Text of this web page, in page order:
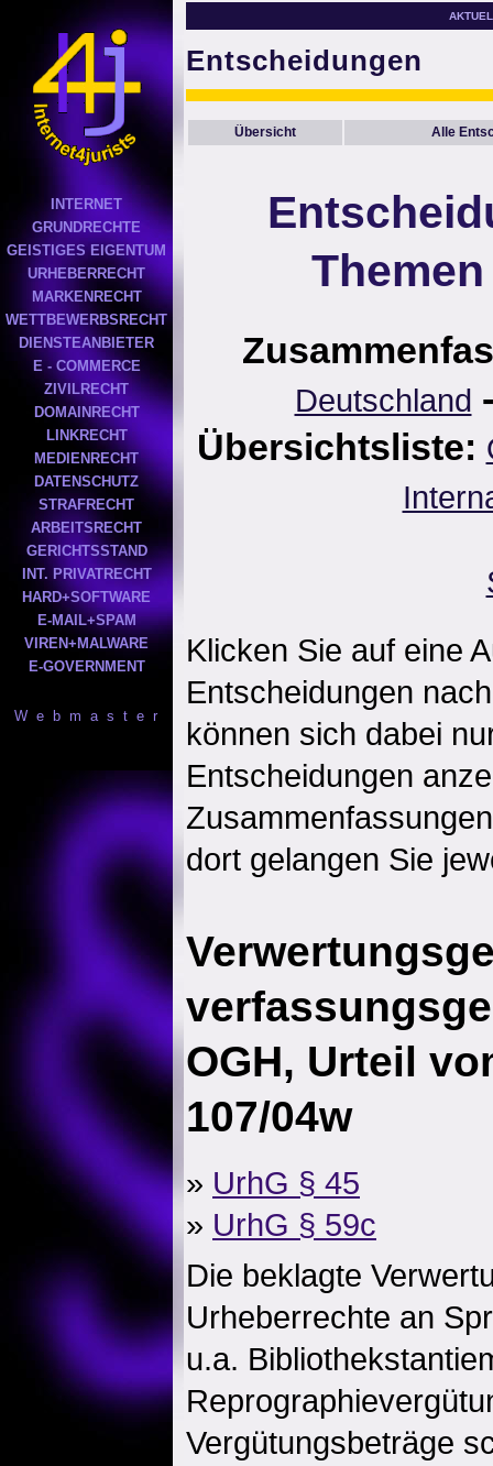
INTERNET
GRUNDRECHTE
GEISTIGES EIGENTUM
URHEBERRECHT
MARKENRECHT
WETTBEWERBSRECHT
DIENSTEANBIETER
E - COMMERCE
ZIVILRECHT
DOMAINRECHT
LINKRECHT
MEDIENRECHT
DATENSCHUTZ
STRAFRECHT
ARBEITSRECHT
GERICHTSSTAND
INT. PRIVATRECHT
HARD+SOFTWARE
E-MAIL+SPAM
VIREN+MALWARE
E-GOVERNMENT
W e b m a s t e r
Entscheidungen
Übersicht Alle
Deutschland
Übersichtsliste:
Klicken Sie auf eine
Entscheidungen
können sich dabei
Entscheidungen
dort gelangen Sie
OGH, Urteil
107/04w
» UrhG § 45
» UrhG § 59c
Die beklagte
Urheberrechte an
u.a.
Vergütungsbeträge